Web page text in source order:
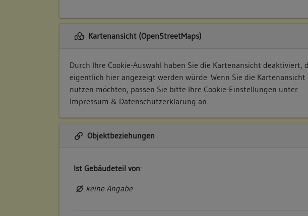
Kartenansicht (OpenStreetMaps)
Durch Ihre Cookie-Auswahl haben Sie die Kartenansicht deaktiviert,
eigentlich hier angezeigt werden würde. Wenn Sie die Kartenansicht
nutzen möchten, passen Sie bitte Ihre Cookie-Einstellungen unter
Impressum & Datenschutzerklärung an.
Objektbeziehungen
Ist Gebäudeteil von:
keine Angabe